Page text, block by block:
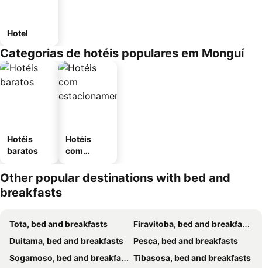
Hotel
Categorias de hotéis populares em Monguí
Hotéis
baratos
Hotéis
com
mento
Other popular destinations with bed and
breakfasts
Tota, bed and breakfasts
Firavitoba, bed and breakfasts
Duitama, bed and breakfasts
Pesca, bed and breakfasts
Sogamoso, bed and breakfasts
Tibasosa, bed and breakfasts